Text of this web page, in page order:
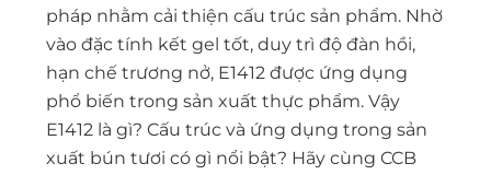
pháp nhằm cải thiện cấu trúc sản phẩm. Nhờ
vào đặc tính kết gel tốt, duy trì độ đàn hồi,
hạn chế trương nở, E1412 được ứng dụng
phổ biến trong sản xuất thực phẩm. Vậy
E1412 là gì? Cấu trúc và ứng dụng trong sản
xuất bún tươi có gì nổi bật? Hãy cùng CCB